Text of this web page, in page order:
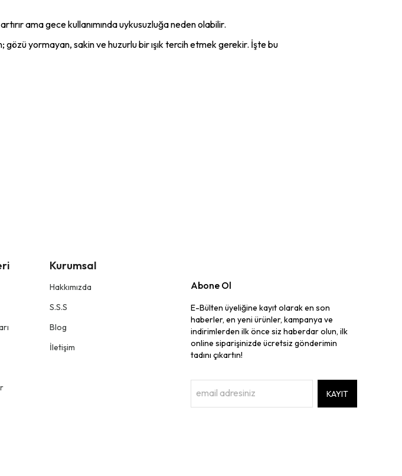
ama gece kullanımında uykusuzluğa neden olabilir.
gözü yormayan, sakin ve huzurlu bir ışık tercih etmek gerekir. İşte bu
Kurumsal
Hakkımızda
S.S.S
Blog
İletişim
Abone Ol
E-Bülten üyeliğine kayıt olarak en son
haberler, en yeni ürünler, kampanya ve
indirimlerden ilk önce siz haberdar olun, ilk
online siparişinizde ücretsiz gönderimin
tadını çıkartın!
KAYIT